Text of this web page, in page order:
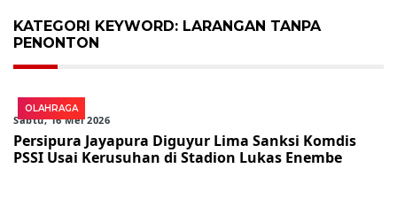
KATEGORI KEYWORD: LARANGAN TANPA
PENONTON
OLAHRAGA
Sabtu, 16 Mei 2026
Persipura Jayapura Diguyur Lima Sanksi Komdis
PSSI Usai Kerusuhan di Stadion Lukas Enembe